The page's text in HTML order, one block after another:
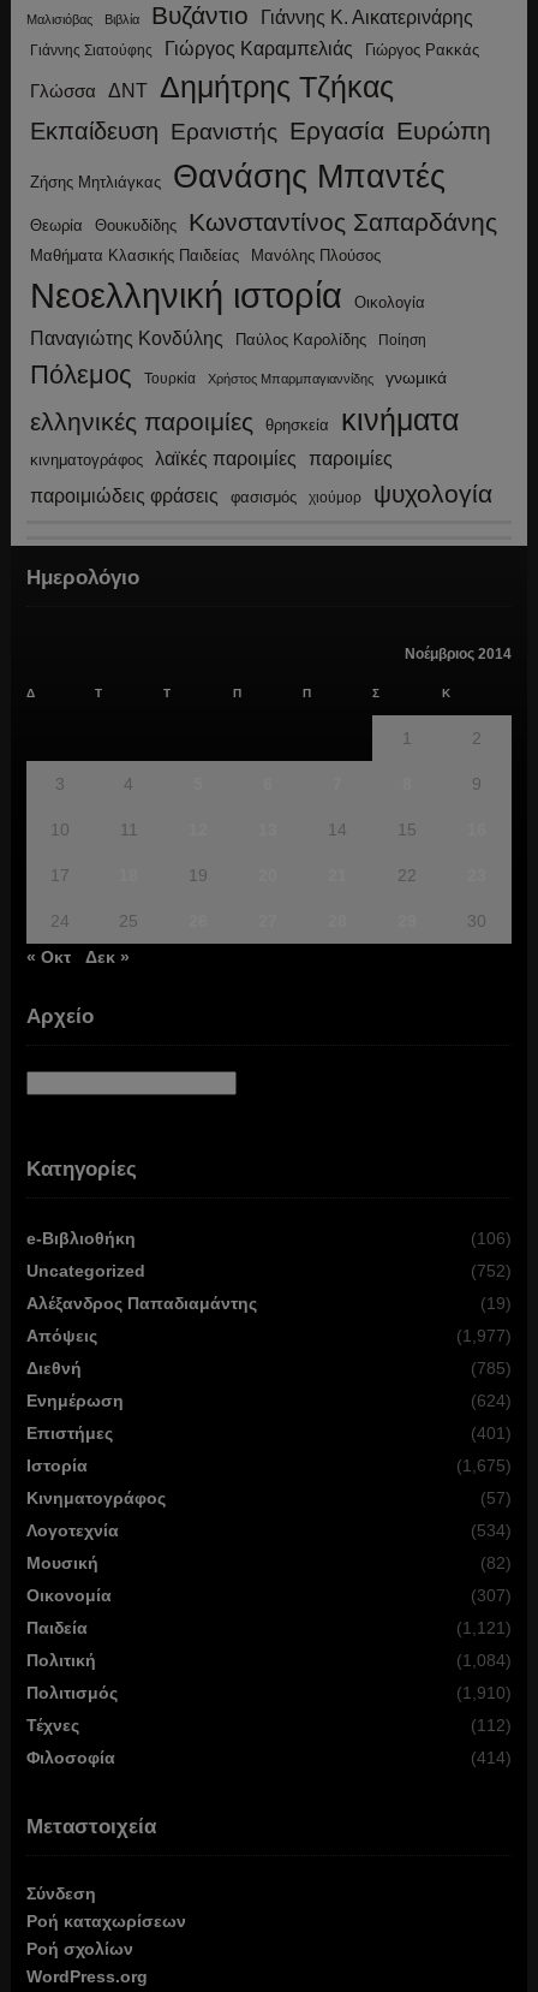
Μαλισιόβας Βιβλία Βυζάντιο Γιάννης Κ. Αικατερινάρης
Γιάννης Σιατούφης Γιώργος Καραμπελιάς Γιώργος Ρακκάς
Γλώσσα ΔΝΤ Δημήτρης Τζήκας
Εκπαίδευση Ερανιστής Εργασία Ευρώπη
Ζήσης Μητλιάγκας Θανάσης Μπαντές
Θεωρία Θουκυδίδης Κωνσταντίνος Σαπαρδάνης
Μαθήματα Κλασικής Παιδείας Μανόλης Πλούσος
Νεοελληνική ιστορία Οικολογία
Παναγιώτης Κονδύλης Παύλος Καρολίδης Ποίηση
Πόλεμος Τουρκία Χρήστος Μπαρμπαγιαννίδης γνωμικά
ελληνικές παροιμίες θρησκεία κινήματα
κινηματογράφος λαϊκές παροιμίες παροιμίες
παροιμιώδεις φράσεις φασισμός χιούμορ ψυχολογία
Ημερολόγιο
Νοέμβριος 2014
Δ Τ Τ Π Π Σ Κ
1 2
3 4 9
10 11 14 15
17 19 22
24 25
30
« Οκτ
Δεκ »
Αρχείο
Κατηγορίες
e-Βιβλιοθήκη
(106)
Uncategorized
(752)
Αλέξανδρος Παπαδιαμάντης
(19)
Απόψεις
(1,977)
Διεθνή
(785)
Ενημέρωση
(624)
Επιστήμες
(401)
Ιστορία
(1,675)
Κινηματογράφος
(57)
Λογοτεχνία
(534)
Μουσική
(82)
Οικονομία
(307)
Παιδεία
(1,121)
Πολιτική
(1,084)
Πολιτισμός
(1,910)
Τέχνες
(112)
Φιλοσοφία
(414)
Μεταστοιχεία
Σύνδεση
Ροή καταχωρίσεων
Ροή σχολίων
WordPress.org